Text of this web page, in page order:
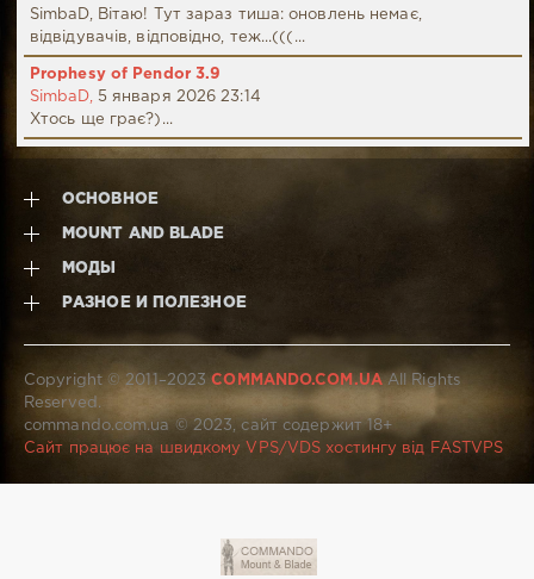
SimbaD, Вітаю! Тут зараз тиша: оновлень немає,
відвідувачів, відповідно, теж...(((...
Prophesy of Pendor 3.9
SimbaD,
5 января 2026 23:14
Хтось ще грає?)...
ОСНОВНОЕ
MOUNT AND BLADE
МОДЫ
РАЗНОЕ И ПОЛЕЗНОЕ
Copyright © 2011–2023COMMANDO.COM.UAAll Rights
Reserved.
commando.com.ua © 2023, сайт содержит 18+
Сайт працює на швидкому VPS/VDS хостингу від FASTVPS